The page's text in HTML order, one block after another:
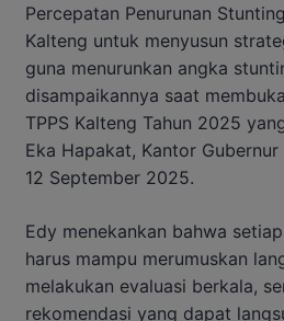
Percepatan Penurunan
Kalteng untuk menyusun
guna menurunkan angka
disampaikannya saat
TPPS Kalteng Tahun 2025
Eka Hapakat, Kantor
12 September 2025.
Edy menekankan bahwa
harus mampu merumuskan
melakukan evaluasi berkala,
rekomendasi yang dapat